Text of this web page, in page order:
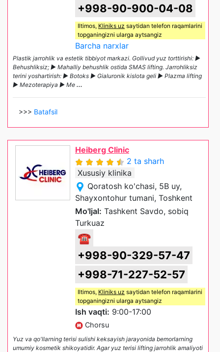
+998-90-900-04-08
Iltimos, Kliniks uz saytidan telefon raqamlarini
topganingizni ularga aytsangiz
Barcha narxlar
Plastik jarrohlik va estetik tibbiyot markazi. Gollivud yuz torttirishi: ►
Behushliksiz; ► Mahalliy behushlik ostida SMAS lifting. Jarrohliksiz
terini yoshartirish: ► Botoks ► Gialuronik kislota geli ► Plazma lifting
► Mezoterapiya ► Me ...
>>> Batafsil
Heiberg Clinic
2 ta sharh
Xususiy klinika
Qoratosh ko'chasi, 5B uy,
Shayxontohur tumani, Toshkent
Mo'ljal: Tashkent Savdo, sobiq
Turkuaz
☎
+998-90-329-57-47
+998-71-227-52-57
Iltimos, Kliniks uz saytidan telefon raqamlarini
topganingizni ularga aytsangiz
Ish vaqti: 9:00-17:00
Chorsu
Yuz va qo'llarning terisi sulishi keksayish jarayonida bemorlarning
umumiy kosmetik shikoyatidir. Agar yuz terisi lifting jarrohlik amaliyoti